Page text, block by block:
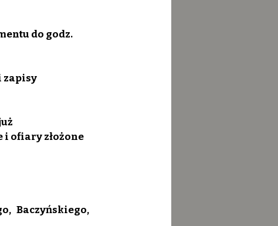
do godz.
zapisy
i ofiary złożone
Baczyńskiego,